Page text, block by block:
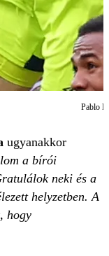
Pablo
ugyanakkor
a bírói
neki és a
helyzetben. A
hogy